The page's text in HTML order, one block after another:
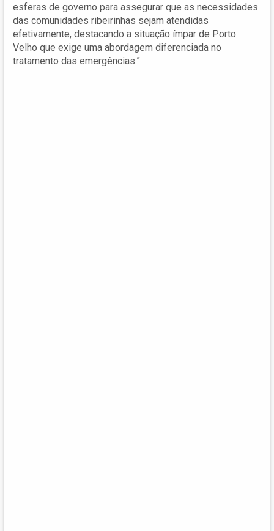
esferas de governo para assegurar que as necessidades
das comunidades ribeirinhas sejam atendidas
efetivamente, destacando a situação ímpar de Porto
Velho que exige uma abordagem diferenciada no
tratamento das emergências.”